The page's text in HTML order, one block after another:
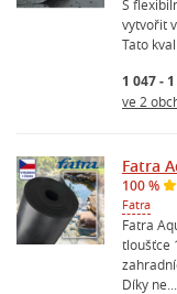
S
vytvořit
Tato
1 047 -
ve 2
Fatra
100 %
Fatra
Fatra
tloušťce
Díky ne...